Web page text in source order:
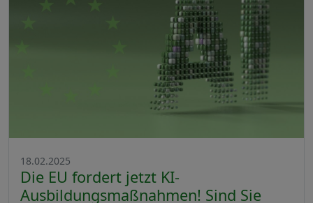
18.02.2025
Die EU fordert jetzt KI-
Ausbildungsmaßnahmen! Sind Sie